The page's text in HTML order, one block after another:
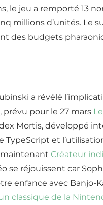
le jeu a remporté 13
millions d’unités. Le
budgets
a révélé
prévu pour le 27 mars
Mortis, développé
et
maintenant Créateur
se réjouissent car
enfance avec Banjo-
classique de la